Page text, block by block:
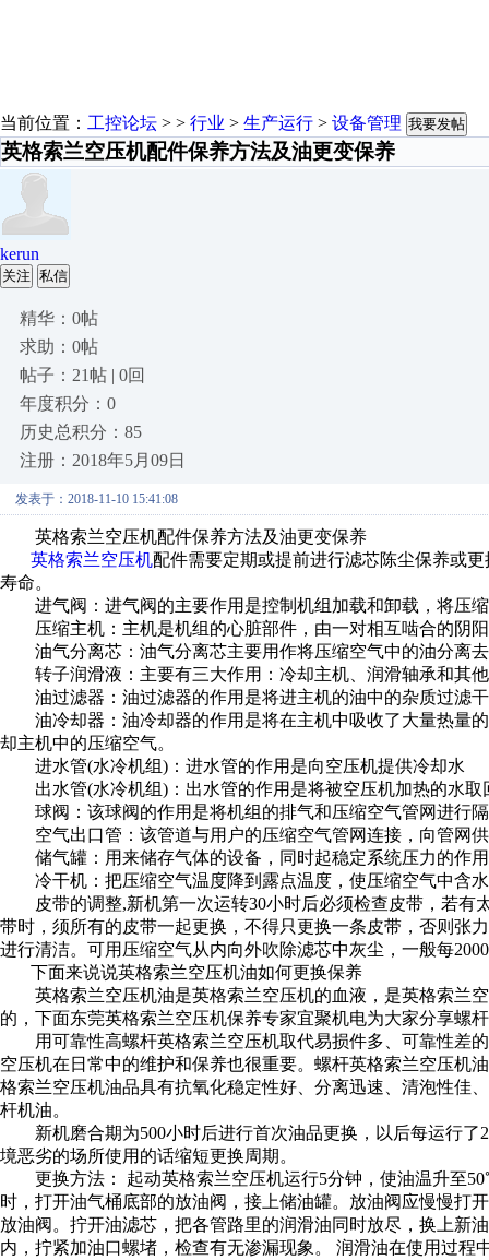
当前位置： 工控论坛 > > 行业 > 生产运行 > 设备管理 我要发帖
英格索兰空压机配件保养方法及油更变保养
kerun
关注 私信
精华：0帖
求助：0帖
帖子：21帖 | 0回
年度积分：0
历史总积分：85
注册：2018年5月09日
发表于：2018-11-10 15:41:08
英格索兰空压机配件保养方法及油更变保养
英格索兰空压机配件需要定期或提前进行滤芯陈尘保养或
寿命。
进气阀：进气阀的主要作用是控制机组加载和卸载，将压
压缩主机：主机是机组的心脏部件，由一对相互啮合的阴
油气分离芯：油气分离芯主要用作将压缩空气中的油分离
转子润滑液：主要有三大作用：冷却主机、润滑轴承和其他
油过滤器：油过滤器的作用是将进主机的油中的杂质过滤干
油冷却器：油冷却器的作用是将在主机中吸收了大量热量
却主机中的压缩空气。
进水管(水冷机组)：进水管的作用是向空压机提供冷却水
出水管(水冷机组)：出水管的作用是将被空压机加热的水取
球阀：该球阀的作用是将机组的排气和压缩空气管网进行隔
空气出口管：该管道与用户的压缩空气管网连接，向管网
储气罐：用来储存气体的设备，同时起稳定系统压力的作用
冷干机：把压缩空气温度降到露点温度，使压缩空气中含
皮带的调整,新机第一次运转30小时后必须检查皮带，若有
带时，须所有的皮带一起更换，不得只更换一条皮带，否则张
进行清洁。可用压缩空气从内向外吹除滤芯中灰尘，一般每
下面来说说英格索兰空压机油如何更换保养
英格索兰空压机油是英格索兰空压机的血液，是英格索兰
的，下面东莞英格索兰空压机保养专家宜聚机电为大家分享螺
用可靠性高螺杆英格索兰空压机取代易损件多、可靠性差
空压机在日常中的维护和保养也很重要。螺杆英格索兰空压机
格索兰空压机油品具有抗氧化稳定性好、分离迅速、清泡性佳
杆机油。
新机磨合期为500小时后进行首次油品更换，以后每运行了
境恶劣的场所使用的话缩短更换周期。
更换方法： 起动英格索兰空压机运行5分钟，使油温升至
时，打开油气桶底部的放油阀，接上储油罐。放油阀应慢慢打
放油阀。拧开油滤芯，把各管路里的润滑油同时放尽，换上新
内，拧紧加油口螺堵，检查有无渗漏现象。 润滑油在使用过